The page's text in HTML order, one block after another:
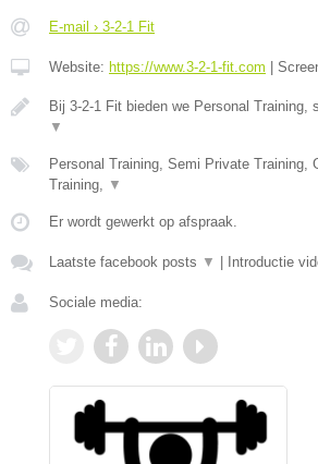
E-mail › 3-2-1 Fit
Website: https://www.3-2-1-fit.com
Bij 3-2-1 Fit bieden we Personal Training,
▼
Personal Training, Semi Private Training,
Training, ▼
Er wordt gewerkt op afspraak.
Laatste facebook posts ▼ Introductie
Sociale media: